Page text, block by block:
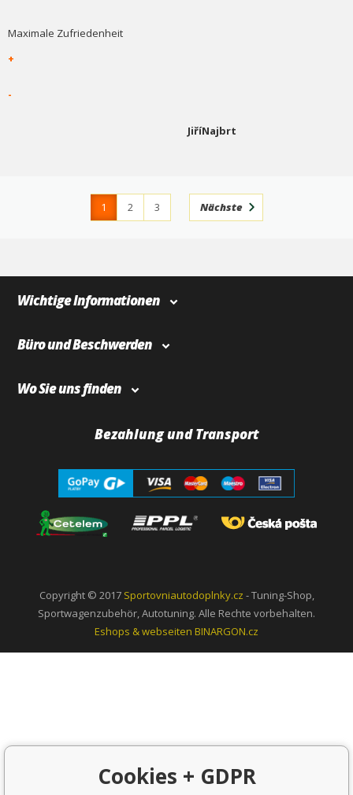
Maximale Zufriedenheit
+
-
JiříNajbrt
1 2
3
Nächste
Wichtige Informationen
Büro und Beschwerden
Wo Sie uns finden
Bezahlung und Transport
Copyright © 2017 Sportovniautodoplnky.cz - Tuning-Shop,
Sportwagenzubehör, Autotuning. Alle Rechte vorbehalten.
Eshops & webseiten BINARGON.cz
Cookies + GDPR